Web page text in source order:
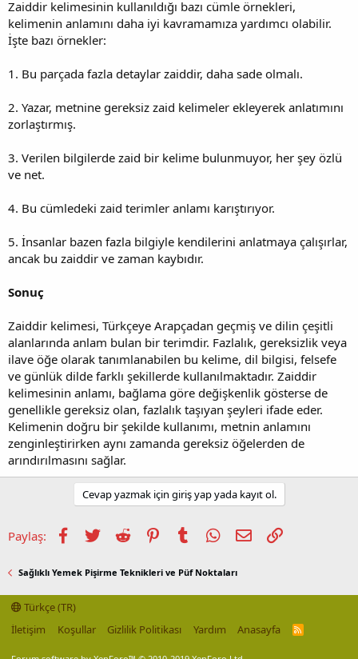
Zaiddir kelimesinin kullanıldığı bazı cümle örnekleri,
kelimenin anlamını daha iyi kavramamıza yardımcı olabilir.
İşte bazı örnekler:
1. Bu parçada fazla detaylar zaiddir, daha sade olmalı.
2. Yazar, metnine gereksiz zaid kelimeler ekleyerek anlatımını
zorlaştırmış.
3. Verilen bilgilerde zaid bir kelime bulunmuyor, her şey özlü
ve net.
4. Bu cümledeki zaid terimler anlamı karıştırıyor.
5. İnsanlar bazen fazla bilgiyle kendilerini anlatmaya çalışırlar,
ancak bu zaiddir ve zaman kaybıdır.
Sonuç
Zaiddir kelimesi, Türkçeye Arapçadan geçmiş ve dilin çeşitli
alanlarında anlam bulan bir terimdir. Fazlalık, gereksizlik veya
ilave öğe olarak tanımlanabilen bu kelime, dil bilgisi, felsefe
ve günlük dilde farklı şekillerde kullanılmaktadır. Zaiddir
kelimesinin anlamı, bağlama göre değişkenlik gösterse de
genellikle gereksiz olan, fazlalık taşıyan şeyleri ifade eder.
Kelimenin doğru bir şekilde kullanımı, metnin anlamını
zenginleştirirken aynı zamanda gereksiz öğelerden de
arındırılmasını sağlar.
Cevap yazmak için giriş yap yada kayıt ol.
Paylaş: Facebook
TwitterReddit PinterestTumblrWhatsApp
E-postaLink
Sağlıklı Yemek Pişirme Teknikleri ve Püf Noktaları
Türkçe (TR)
İletişim
Koşullar Gizlilik Politikası Yardım Anasayfa
R